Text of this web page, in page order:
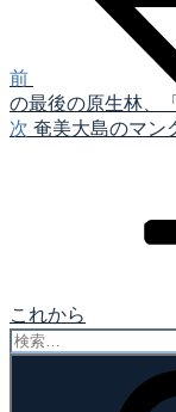
ゲ
ー
前
の最後の原生林、
次
次 奄美大島のマン
これから
検